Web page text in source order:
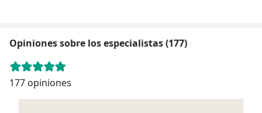
Opiniones sobre los especialistas (177)
177 opiniones